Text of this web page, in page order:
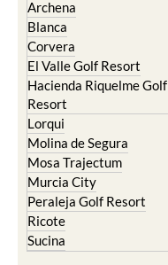
Archena
Blanca
Corvera
El Valle Golf Resort
Hacienda Riquelme Golf
Resort
Lorqui
Molina de Segura
Mosa Trajectum
Murcia City
Peraleja Golf Resort
Ricote
Sucina